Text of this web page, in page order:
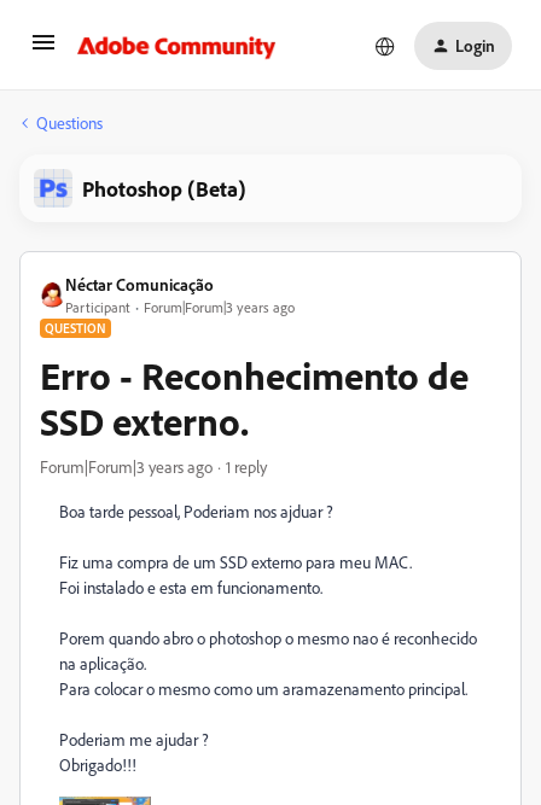
Login
Questions
Photoshop (Beta)
Néctar Comunicação
Participant Forum|Forum|3 years ago
QUESTION
Erro - Reconhecimento de
SSD externo.
Forum|Forum|3 years ago 1 reply
Boa tarde pessoal, Poderiam nos ajduar ?
Fiz uma compra de um SSD externo para meu MAC.
Foi instalado e esta em funcionamento.
Porem quando abro o photoshop o mesmo nao é reconhecido
na aplicação.
Para colocar o mesmo como um aramazenamento principal.
Poderiam me ajudar ?
Obrigado!!!